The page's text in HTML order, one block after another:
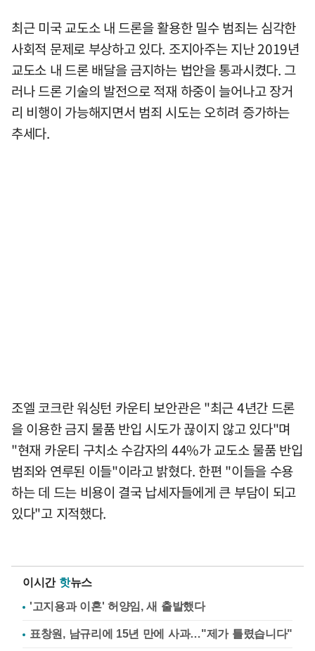
최근 미국 교도소 내 드론을 활용한 밀수 범죄는 심각한
사회적 문제로 부상하고 있다. 조지아주는 지난 2019년
교도소 내 드론 배달을 금지하는 법안을 통과시켰다. 그
러나 드론 기술의 발전으로 적재 하중이 늘어나고 장거
리 비행이 가능해지면서 범죄 시도는 오히려 증가하는
추세다.
조엘 코크란 워싱턴 카운티 보안관은 "최근 4년간 드론
을 이용한 금지 물품 반입 시도가 끊이지 않고 있다"며
"현재 카운티 구치소 수감자의 44%가 교도소 물품 반입
범죄와 연루된 이들"이라고 밝혔다. 한편 "이들을 수용
하는 데 드는 비용이 결국 납세자들에게 큰 부담이 되고
있다"고 지적했다.
이시간 핫뉴스
'고지용과 이혼' 허양임, 새 출발했다
표창원, 남규리에 15년 만에 사과…"제가 틀렸습니다"